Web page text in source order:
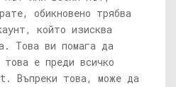
обикновено трябва
който изисква
Това ви помага да
е преди всичко
Въпреки това, може да